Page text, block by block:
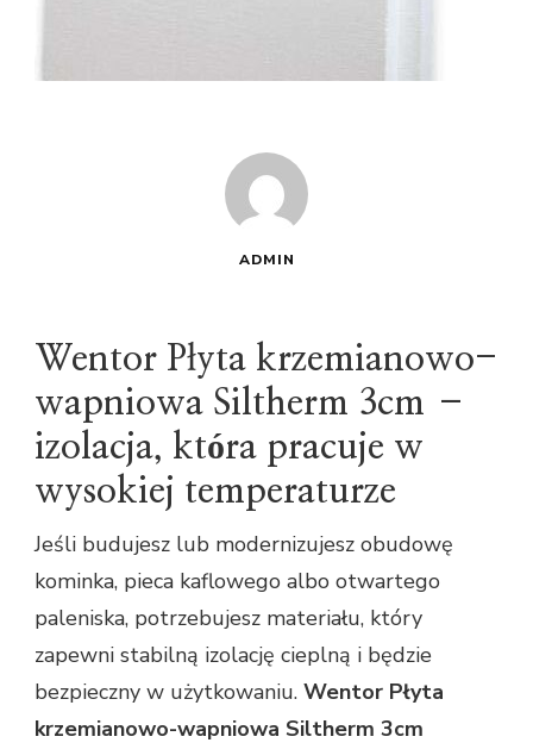
ADMIN
Wentor Płyta krzemianowo-
wapniowa Siltherm 3cm –
izolacja, która pracuje w
wysokiej temperaturze
Jeśli budujesz lub modernizujesz obudowę
kominka, pieca kaflowego albo otwartego
paleniska, potrzebujesz materiału, który
zapewni stabilną izolację cieplną i będzie
bezpieczny w użytkowaniu. Wentor Płyta
krzemianowo-wapniowa Siltherm 3cm